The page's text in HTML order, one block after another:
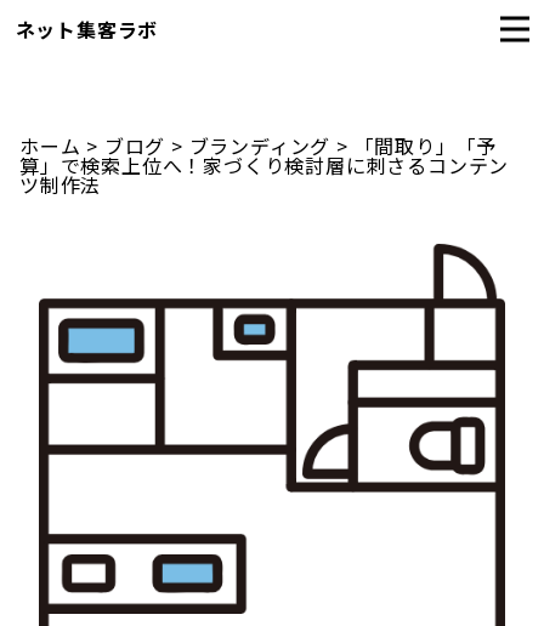
ネット集客ラボ
ホーム > ブログ > ブランディング > 「間取り」「予
算」で検索上位へ！家づくり検討層に刺さるコンテン
ツ制作法